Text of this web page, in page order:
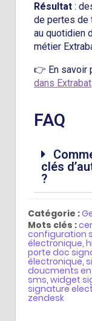
Résultat :
de pertes de
au quotidien
métier
👉 En savoir
dans Extrabat
FAQ
clés
?
Catégorie :
Mots clés :
configuration
électronique,
porte doc
électronique,
doucments
sms, widget
signature
zendesk